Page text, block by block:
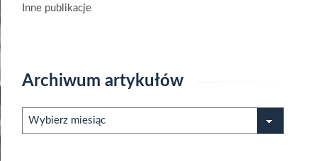
Inne publikacje
Archiwum artykułów
Archiwum